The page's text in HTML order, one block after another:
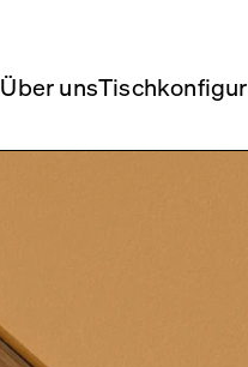
Über uns